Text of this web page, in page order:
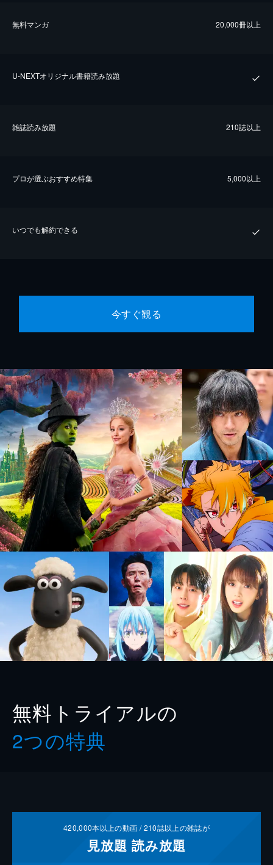
無料マンガ 20,000冊以上
U-NEXTオリジナル書籍読み放題
雑誌読み放題 210誌以上
プロが選ぶおすすめ特集 5,000以上
いつでも解約できる
今すぐ観る
無料トライアルの
2つの特典
420,000本以上の動画 /210誌以上の雑誌が
見放題 読み放題